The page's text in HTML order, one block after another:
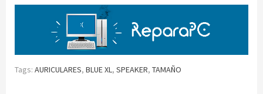
Tags: AURICULARES, BLUE XL, SPEAKER, TAMAÑO